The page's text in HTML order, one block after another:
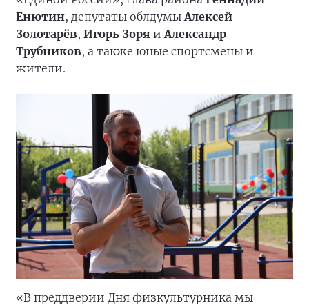
Енютин, депутаты облдумыАлексей
Золотарёв, Игорь Зоря иАлександр
Трубников, а также юные спортсмены и
жители.
«В преддверии Дня физкультурника мы